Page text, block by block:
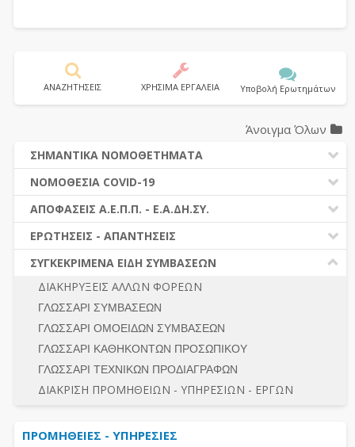
ΑΝΑΖΗΤΗΣΕΙΣ ΧΡΗΣΙΜΑ ΕΡΓΑΛΕΙΑ Υποβολή Ερωτημάτων
Άνοιγμα Όλων
ΣΗΜΑΝΤΙΚΑ ΝΟΜΟΘΕΤΗΜΑΤΑ
ΔΗΜΟΣΙΕΣ ΣΥΜΒΑΣΕΙΣ (Ν. 4412/2016)
ΔΗΜΟΤΙΚΟΣ ΚΩΔΙΚΑΣ (Ν.3463/2006)
ΚΑΛΛΙΚΡΑΤΗΣ (Ν.3852/2010)
ΝΟΜΟΘΕΣΙΑ - ΝΟΜΟΛΟΓΙΑ (ΣΥΝΟΛΟ)
ΝΟΜΟΘΕΣΙΑ COVID-19
ΝΟΜΟΘΕΣΙΑ - ΝΟΜΟΛΟΓΙΑ COVID -19
ΕΡΩΤΗΣΕΙΣ - ΑΠΑΝΤΗΣΕΙΣ
ΑΠΟΦΑΣΕΙΣ Α.Ε.Π.Π. - Ε.Α.ΔΗ.ΣΥ.
ΠΡΟΔΙΚΑΣΤΙΚΗ ΠΡΟΣΦΥΓΗ
ΓΕΝΙΚΟΙ ΚΑΝΟΝΕΣ
ΔΙΚΑΙΟΥΜΕΝΟΙ ΣΥΜΜΕΤΟΧΗΣ
ΠΡΟΣΦΟΡΕΣ – ΔΙΚΑΙΟΛΟΓΗΤΙΚΑ ΣΥΜΜΕΤΟΧΗΣ
ΔΙΕΞΑΓΩΓΗ ΔΙΑΔΙΚΑΣΙΑΣ
ΕΣΗΔΗΣ – ΚΗΜΔΗΣ
ΠΕΡΙΛΗΨΕΙΣ ΑΠΟΦΑΣΕΩΝ Α.Ε.Π.Π. - Ε.Α.ΔΗ.ΣΥ.
ΣΥΝΟΛΟ
ΕΡΩΤΗΣΕΙΣ - ΑΠΑΝΤΗΣΕΙΣ
Ν. 4782/2021 - ΤΡΟΠΟΠΟΙΗΣΗ 4412/2016
ΔΙΕΞΑΓΩΓΗ ΔΙΑΔΙΚΑΣΙΑΣ
ΔΙΑΔΙΚΑΣΙΕΣ ΑΝΑΘΕΣΗΣ
ΓΕΝΙΚΟΙ ΚΑΝΟΝΕΣ
ΠΡΟΕΤΟΙΜΑΣΙΑ - ΔΗΜΟΣΙΟΤΗΤΑ
ΛΟΓΟΙ ΑΠΟΚΛΕΙΣΜΟΥ-ΔΙΚΑΙΟΥΜΕΝΟΙ ΣΥΜΜΕΤΟΧΗΣ
ΠΡΟΣΦΟΡΕΣ - ΔΙΚΑΙΟΛΟΓΗΤΙΚΑ ΣΥΜΜΕΤΟΧΗΣ
ΣΥΓΚΕΚΡΙΜΕΝΑ ΕΙΔΗ ΣΥΜΒΑΣΕΩΝ
ΔΙΑΚΗΡΥΞΕΙΣ ΑΛΛΩΝ ΦΟΡΕΩΝ
ΓΛΩΣΣΑΡΙ ΣΥΜΒΑΣΕΩΝ
ΓΛΩΣΣΑΡΙ ΟΜΟΕΙΔΩΝ ΣΥΜΒΑΣΕΩΝ
ΓΛΩΣΣΑΡΙ ΚΑΘΗΚΟΝΤΩΝ ΠΡΟΣΩΠΙΚΟΥ
ΓΛΩΣΣΑΡΙ ΤΕΧΝΙΚΩΝ ΠΡΟΔΙΑΓΡΑΦΩΝ
ΔΙΑΚΡΙΣΗ ΠΡΟΜΗΘΕΙΩΝ - ΥΠΗΡΕΣΙΩΝ - ΕΡΓΩΝ
ΠΡΟΜΗΘΕΙΕΣ - ΥΠΗΡΕΣΙΕΣ